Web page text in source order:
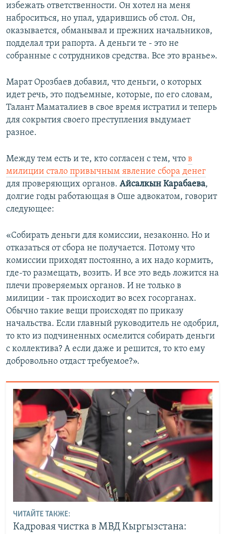
избежать ответственности. Он хотел на меня
наброситься, но упал, ударившись об стол. Он,
оказывается, обманывал и прежних начальников,
подделал три рапорта. А деньги те - это не
собранные с сотрудников средства. Все это вранье».
Марат Орозбаев добавил, что деньги, о которых
идет речь, это подъемные, которые, по его словам,
Талант Маматалиев в свое время истратил и теперь
для сокрытия своего преступления выдумает
разное.
Между тем есть и те, кто согласен с тем, что в
милиции стало привычным явление сбора денег
для проверяющих органов. Айсалкын Карабаева,
долгие годы работающая в Оше адвокатом, говорит
следующее:
«Собирать деньги для комиссии, незаконно. Но и
отказаться от сбора не получается. Потому что
комиссии приходят постоянно, а их надо кормить,
где-то размещать, возить. И все это ведь ложится на
плечи проверяемых органов. И не только в
милиции - так происходит во всех госорганах.
Обычно такие вещи происходят по приказу
начальства. Если главный руководитель не одобрил,
то кто из подчиненных осмелится собирать деньги
с коллектива? А если даже и решится, то кто ему
добровольно отдаст требуемое?».
ЧИТАЙТЕ ТАКЖЕ:
Кадровая чистка в МВД Кыргызстана: